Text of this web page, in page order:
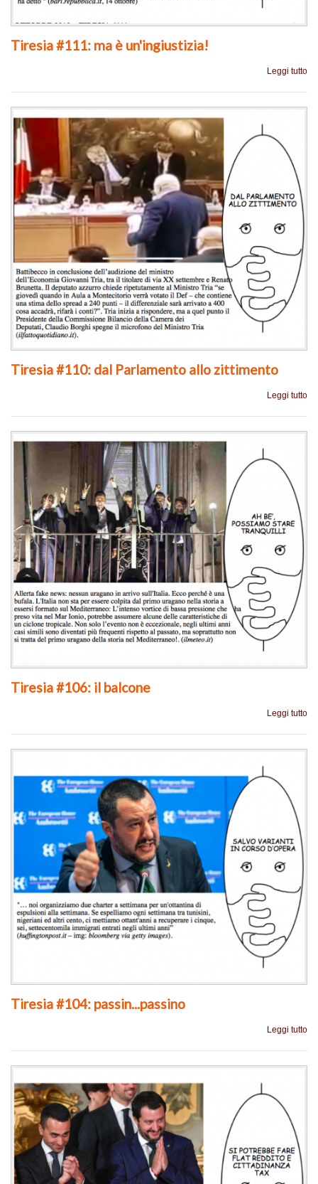
Tiresia #111: ma è un'ingiustizia!
Leggi tutto
Tiresia #110: dal Parlamento allo zittimento
Leggi tutto
Tiresia #106: il balcone
Leggi tutto
Tiresia #104: passin...passino
Leggi tutto